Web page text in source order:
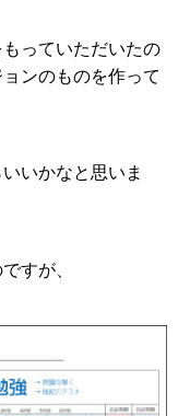
っていただいたの
ンのものを作って
いかなと思いま
すが、